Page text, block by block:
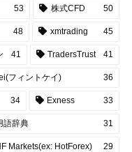
53 株式CFD 50
48 xmtrading 45
41 TradersTrust 41
フィントケイ) 36
34 Exness 33
語辞典 31
Markets(ex: HotForex) 29